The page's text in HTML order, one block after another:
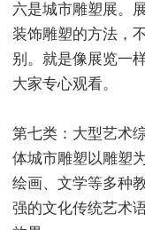
六是城市雕塑展。
装饰雕塑的方法，
别。就是像展览一
大家专心观看。
第七类：大型艺术
体城市雕塑以雕塑
绘画、文学等多种
强的文化传统艺术